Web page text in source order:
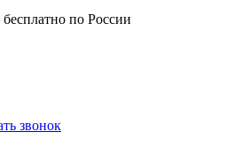
по России
звонок